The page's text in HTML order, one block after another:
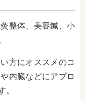
整体、美容鍼、小
方にオススメのコ
内臓などにアプロ